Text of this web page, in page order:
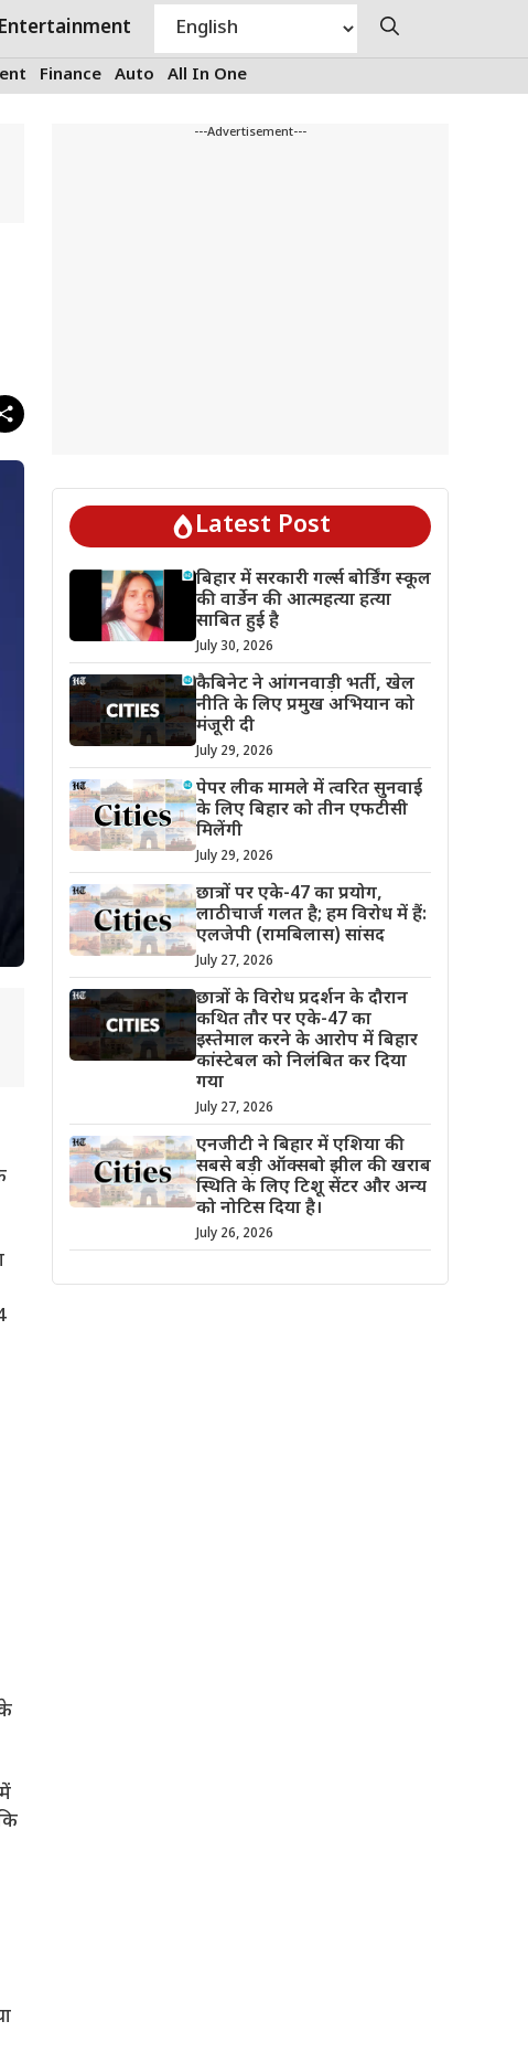
Entertainment
Finance Auto All In One
---Advertisement---
Latest Post
बिहार में सरकारी गर्ल्स बोर्डिंग स्कूल
की वार्डेन की आत्महत्या हत्या
साबित हुई है
July 30, 2026
कैबिनेट ने आंगनवाड़ी भर्ती, खेल
नीति के लिए प्रमुख अभियान को
मंजूरी दी
July 29, 2026
पेपर लीक मामले में त्वरित सुनवाई
के लिए बिहार को तीन एफटीसी
मिलेंगी
July 29, 2026
छात्रों पर एके-47 का प्रयोग,
लाठीचार्ज गलत है; हम विरोध में हैं:
एलजेपी (रामबिलास) सांसद
July 27, 2026
छात्रों के विरोध प्रदर्शन के दौरान
कथित तौर पर एके-47 का
इस्तेमाल करने के आरोप में बिहार
कांस्टेबल को निलंबित कर दिया
गया
July 27, 2026
एनजीटी ने बिहार में एशिया की
सबसे बड़ी ऑक्सबो झील की खराब
स्थिति के लिए टिशू सेंटर और अन्य
को नोटिस दिया है।
July 26, 2026